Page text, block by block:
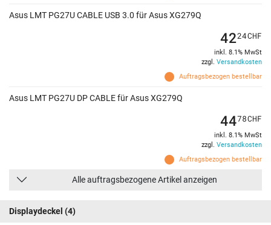
Asus LMT PG27U CABLE USB 3.0 für Asus XG279Q
Auftragsbezogen bestellbar
4224CHF
inkl. 8.1% MwSt
zzgl. Versandkosten
Asus LMT PG27U DP CABLE für Asus XG279Q
Auftragsbezogen bestellbar
4478CHF
inkl. 8.1% MwSt
zzgl. Versandkosten
Alle auftragsbezogene Artikel anzeigen
Displaydeckel (4)